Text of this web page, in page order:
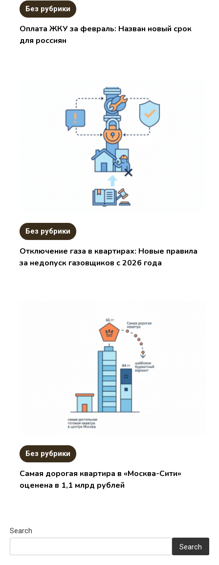
Без рубрики
Оплата ЖКУ за февраль: Назван новый срок
для россиян
Без рубрики
Отключение газа в квартирах: Новые правила
за недопуск газовщиков с 2026 года
Без рубрики
Самая дорогая квартира в «Москва-Сити»
оценена в 1,1 млрд рублей
Search
Search